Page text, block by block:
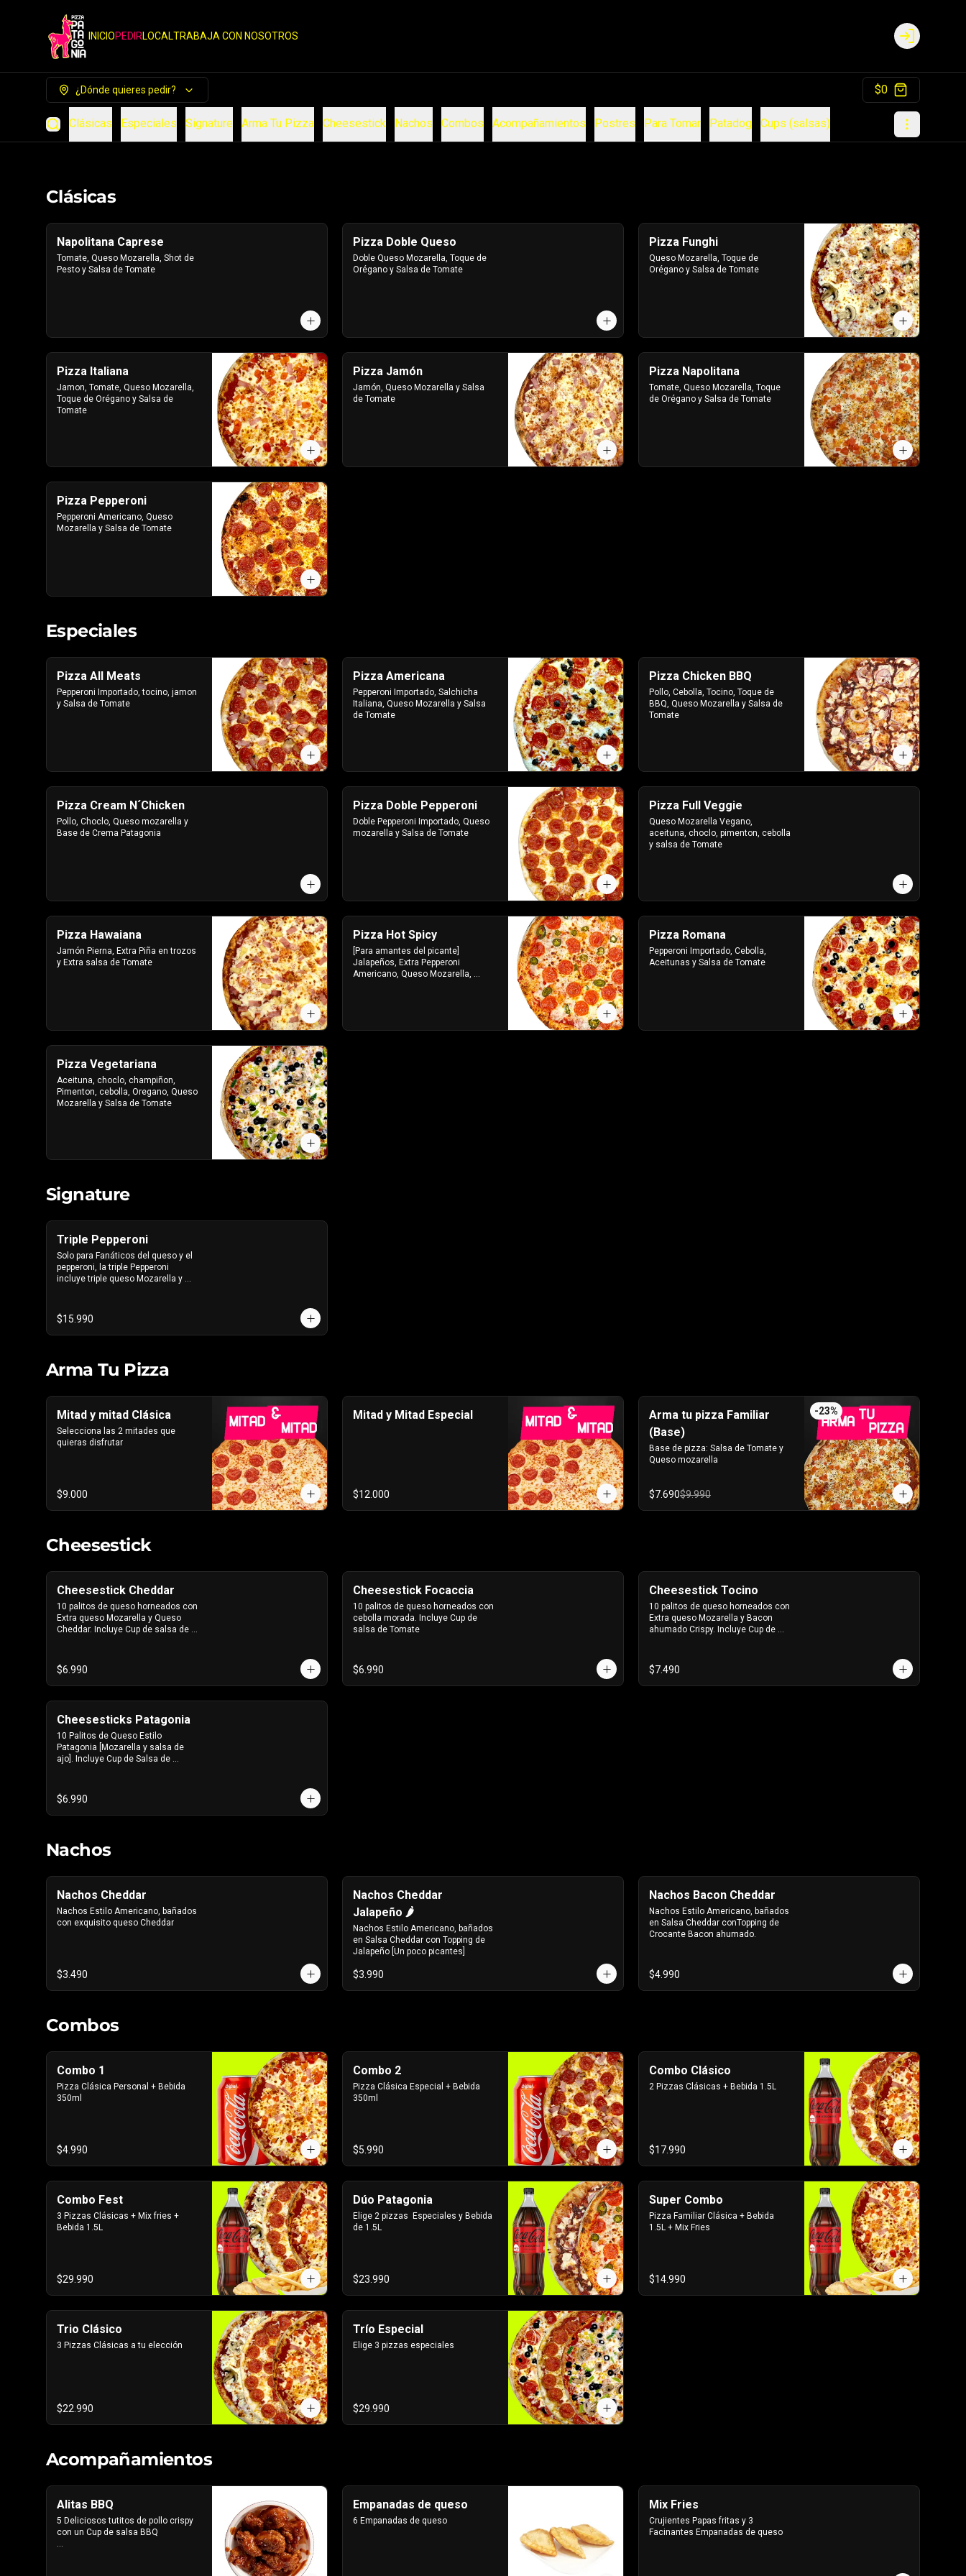
INICIOPEDIRLOCALTRABAJA CON NOSOTROS
Login
¿Dónde quieres pedir? $0
Clásicas Especiales Signature Arma Tu Pizza Cheesestick Nachos Combos Acompañamientos Postres Para Tomar Patadog Cups (salsas)
Clásicas
Napolitana Caprese
Tomate, Queso Mozarella, Shot de
Pesto y Salsa de Tomate
Pizza Doble Queso
Doble Queso Mozarella, Toque de
Orégano y Salsa de Tomate
Pizza Funghi
Queso Mozarella, Toque de
Orégano y Salsa de Tomate
Pizza Italiana
Jamon, Tomate, Queso Mozarella,
Toque de Orégano y Salsa de
Tomate
Pizza Jamón
Jamón, Queso Mozarella y Salsa
de Tomate
Pizza Napolitana
Tomate, Queso Mozarella, Toque
de Orégano y Salsa de Tomate
Pizza Pepperoni
Pepperoni Americano, Queso
Mozarella y Salsa de Tomate
Especiales
Pizza All Meats
Pepperoni Importado, tocino, jamon
y Salsa de Tomate
Pizza Americana
Pepperoni Importado, Salchicha
Italiana, Queso Mozarella y Salsa
de Tomate
Pizza Chicken BBQ
Pollo, Cebolla, Tocino, Toque de
BBQ, Queso Mozarella y Salsa de
Tomate
Pizza Cream N´Chicken
Pollo, Choclo, Queso mozarella y
Base de Crema Patagonia
Pizza Doble Pepperoni
Doble Pepperoni Importado, Queso
mozarella y Salsa de Tomate
Pizza Full Veggie
Queso Mozarella Vegano,
aceituna, choclo, pimenton, cebolla
y salsa de Tomate
Pizza Hawaiana
Jamón Pierna, Extra Piña en trozos
y Extra salsa de Tomate
Pizza Hot Spicy
[Para amantes del picante]
Jalapeños, Extra Pepperoni
Americano, Queso Mozarella,
Pizza Romana
Pepperoni Importado, Cebolla,
Aceitunas y Salsa de Tomate
Pizza Vegetariana
Aceituna, choclo, champiñon,
Pimenton, cebolla, Oregano, Queso
Mozarella y Salsa de Tomate
Signature
Triple Pepperoni
Solo para Fanáticos del queso y el
pepperoni, la triple Pepperoni
incluye triple queso Mozarella y
$15.990
Arma Tu Pizza
Mitad y mitad Clásica
Selecciona las 2 mitades que
quieras disfrutar
$9.000
Mitad y Mitad Especial
$12.000
-23%
Arma tu pizza Familiar
(Base)
Base de pizza: Salsa de Tomate y
Queso mozarella
$7.690$9.990
Cheesestick
Cheesestick Cheddar
10 palitos de queso horneados con
Extra queso Mozarella y Queso
Cheddar. Incluye Cup de salsa de
$6.990
Cheesestick Focaccia
10 palitos de queso horneados con
cebolla morada. Incluye Cup de
salsa de Tomate
$6.990
Cheesestick Tocino
10 palitos de queso horneados con
Extra queso Mozarella y Bacon
ahumado Crispy. Incluye Cup de
$7.490
Cheesesticks Patagonia
10 Palitos de Queso Estilo
Patagonia [Mozarella y salsa de
ajo]. Incluye Cup de Salsa de
$6.990
Nachos
Nachos Cheddar
Nachos Estilo Americano, bañados
con exquisito queso Cheddar
$3.490
Nachos Cheddar
Jalapeño 🌶️
Nachos Estilo Americano, bañados
en Salsa Cheddar con Topping de
Jalapeño [Un poco picantes]
$3.990
Nachos Bacon Cheddar
Nachos Estilo Americano, bañados
en Salsa Cheddar conTopping de
Crocante Bacon ahumado.
$4.990
Combos
Combo 1
Pizza Clásica Personal + Bebida
350ml
$4.990
Combo 2
Pizza Clásica Especial + Bebida
350ml
$5.990
Combo Clásico
2 Pizzas Clásicas + Bebida 1.5L
$17.990
Combo Fest
3 Pizzas Clásicas + Mix fries +
Bebida 1.5L
$29.990
Dúo Patagonia
Elige 2 pizzas  Especiales y Bebida
de 1.5L
$23.990
Super Combo
Pizza Familiar Clásica + Bebida
1.5L + Mix Fries
$14.990
Trio Clásico
3 Pizzas Clásicas a tu elección
$22.990
Trío Especial
Elige 3 pizzas especiales
$29.990
Acompañamientos
Alitas BBQ
5 Deliciosos tutitos de pollo crispy
con un Cup de salsa BBQ
Empanadas de queso
6 Empanadas de queso
Mix Fries
Crujientes Papas fritas y 3
Facinantes Empanadas de queso